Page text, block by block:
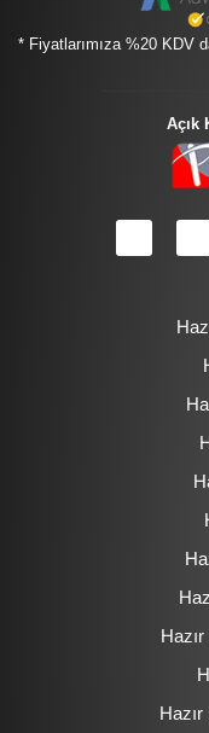
* Fiyatlarımıza %20 KDV
Açık